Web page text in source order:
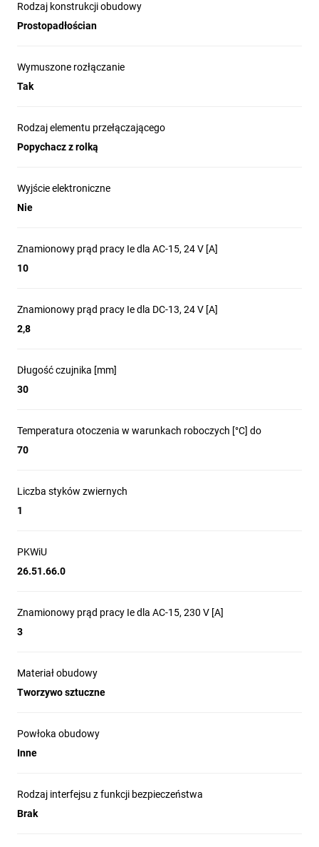
Rodzaj konstrukcji obudowy
Prostopadłościan
Wymuszone rozłączanie
Tak
Rodzaj elementu przełączającego
Popychacz z rolką
Wyjście elektroniczne
Nie
Znamionowy prąd pracy Ie dla AC-15, 24 V [A]
10
Znamionowy prąd pracy Ie dla DC-13, 24 V [A]
2,8
Długość czujnika [mm]
30
Temperatura otoczenia w warunkach roboczych [°C] do
70
Liczba styków zwiernych
1
PKWiU
26.51.66.0
Znamionowy prąd pracy Ie dla AC-15, 230 V [A]
3
Materiał obudowy
Tworzywo sztuczne
Powłoka obudowy
Inne
Rodzaj interfejsu z funkcji bezpieczeństwa
Brak